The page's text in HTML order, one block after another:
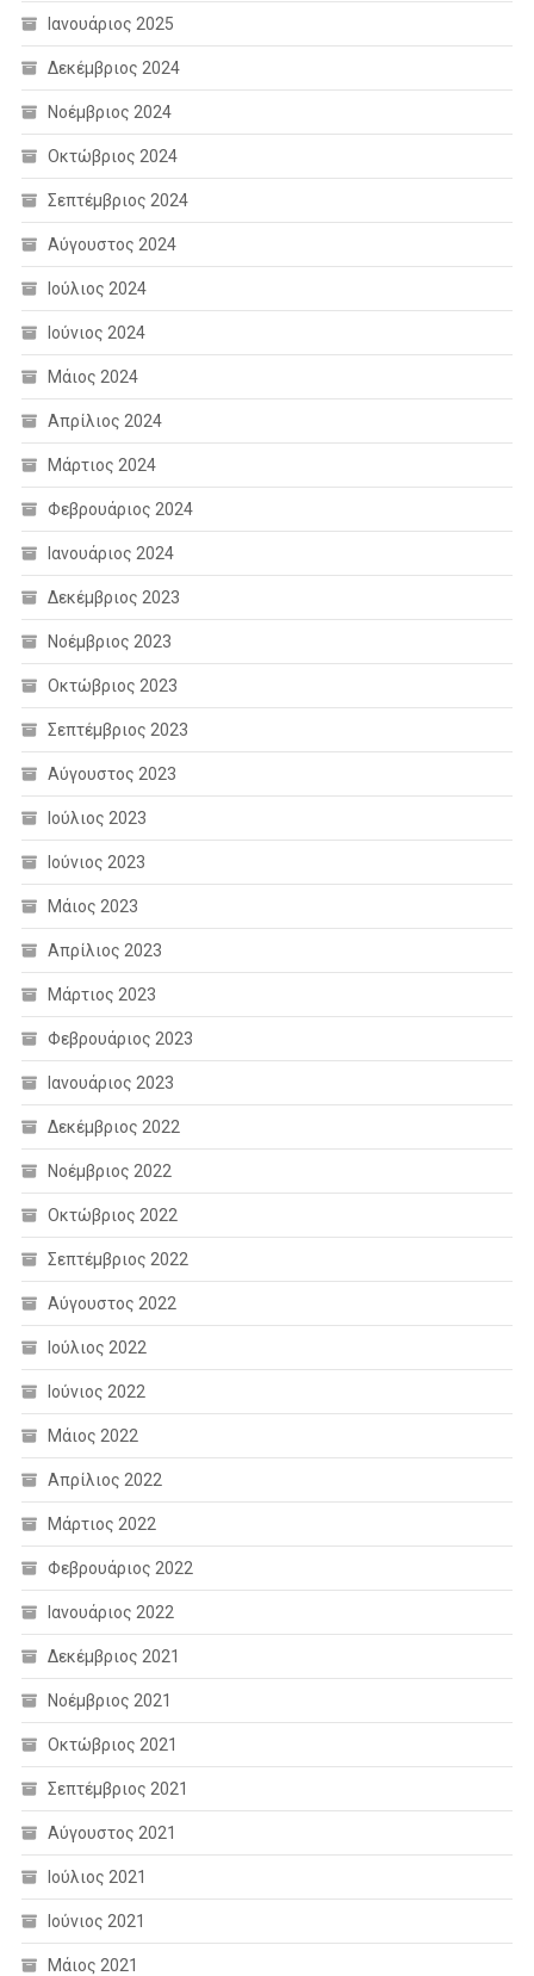
Ιανουάριος 2025
Δεκέμβριος 2024
Νοέμβριος 2024
Οκτώβριος 2024
Σεπτέμβριος 2024
Αύγουστος 2024
Ιούλιος 2024
Ιούνιος 2024
Μάιος 2024
Απρίλιος 2024
Μάρτιος 2024
Φεβρουάριος 2024
Ιανουάριος 2024
Δεκέμβριος 2023
Νοέμβριος 2023
Οκτώβριος 2023
Σεπτέμβριος 2023
Αύγουστος 2023
Ιούλιος 2023
Ιούνιος 2023
Μάιος 2023
Απρίλιος 2023
Μάρτιος 2023
Φεβρουάριος 2023
Ιανουάριος 2023
Δεκέμβριος 2022
Νοέμβριος 2022
Οκτώβριος 2022
Σεπτέμβριος 2022
Αύγουστος 2022
Ιούλιος 2022
Ιούνιος 2022
Μάιος 2022
Απρίλιος 2022
Μάρτιος 2022
Φεβρουάριος 2022
Ιανουάριος 2022
Δεκέμβριος 2021
Νοέμβριος 2021
Οκτώβριος 2021
Σεπτέμβριος 2021
Αύγουστος 2021
Ιούλιος 2021
Ιούνιος 2021
Μάιος 2021